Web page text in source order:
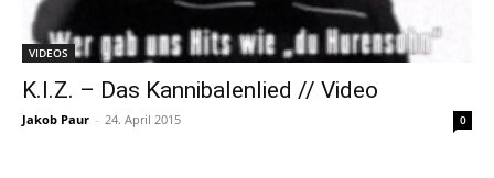
VIDEOS
K.I.Z. – Das Kannibalenlied // Video
Jakob Paur - 24. April 2015 0